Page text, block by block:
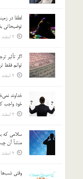
لطفا در
توضيحاتي
2 اسفند 96
اگر تأثير
توانم فقط
2 اسفند 96
خداوند
خود واجب
2 اسفند 96
منشأ آن
2 اسفند 96
وقتي شب‌ها